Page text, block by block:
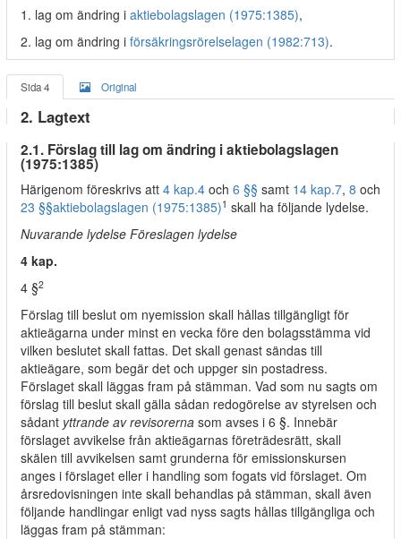
1. lag om ändring i aktiebolagslagen (1975:1385),
2. lag om ändring i försäkringsrörelselagen (1982:713).
Sida 4 Original
2. Lagtext
2.1. Förslag till lag om ändring i aktiebolagslagen
(1975:1385)
Härigenom föreskrivs att 4 kap.4 och 6 §§ samt 14 kap.7, 8 och
23 §§aktiebolagslagen (1975:1385)1 skall ha följande lydelse.
Nuvarande lydelse Föreslagen lydelse
4 kap.
4 §2
Förslag till beslut om nyemission skall hållas tillgängligt för
aktieägarna under minst en vecka före den bolagsstämma vid
vilken beslutet skall fattas. Det skall genast sändas till
aktieägare, som begär det och uppger sin postadress.
Förslaget skall läggas fram på stämman. Vad som nu sagts om
förslag till beslut skall gälla sådan redogörelse av styrelsen och
sådant yttrande av revisorerna som avses i 6 §. Innebär
förslaget avvikelse från aktieägarnas företrädesrätt, skall
skälen till avvikelsen samt grunderna för emissionskursen
anges i förslaget eller i handling som fogats vid förslaget. Om
årsredovisningen inte skall behandlas på stämman, skall även
följande handlingar enligt vad nyss sagts hållas tillgängliga och
läggas fram på stämman: